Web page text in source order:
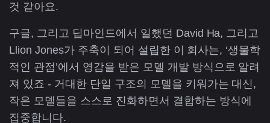
것 같아요.
구글, 그리고 딥마인드에서 일했던 David Ha, 그리고
Llion Jones가 주축이 되어 설립한 이 회사는, ‘생물학
적인 관점’에서 영감을 받은 모델 개발 방식으로 알려
져 있죠 - 거대한 단일 구조의 모델을 키워가는 대신,
작은 모델들을 스스로 진화하면서 결합하는 방식에
집중합니다.